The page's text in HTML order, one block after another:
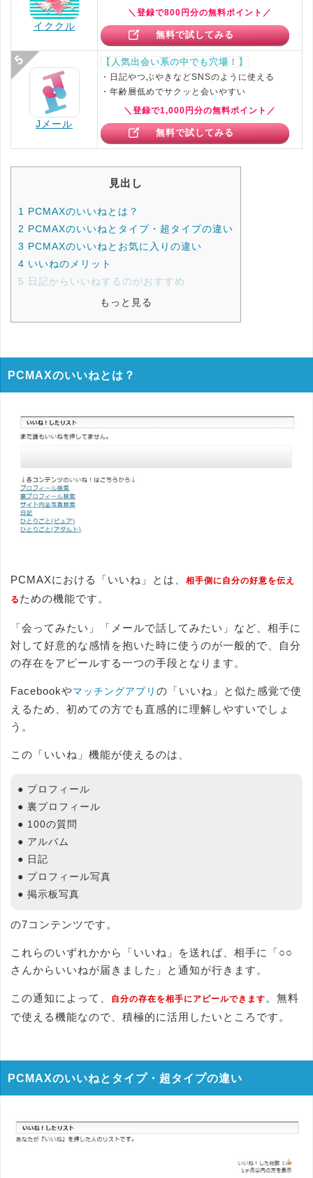
イククル
＼登録で800円分の無料ポイント／
無料で試してみる
Jメール
【人気出会い系の中でも穴場！】
・日記やつぶやきなどSNSのように使える
・年齢層低めでサクッと会いやすい
＼登録で1,000円分の無料ポイント／
無料で試してみる
見出し
1
PCMAXのいいねとは？
2 PCMAXのいいねとタイプ・超タイプの違い
3 PCMAXのいいねとお気に入りの違い
4 いいねのメリット
5
日記からいいねするのがおすすめ
もっと見る
PCMAXのいいねとは？
PCMAXにおける「いいね」とは、
相手側に自分の好意を伝え
る ための機能です。
「会ってみたい」「メールで話してみたい」など、相手に
対して好意的な感情を抱いた時に使うのが一般的で、自分
の存在をアピールする一つの手段となります。
Facebookやマッチングアプリ の「いいね」と似た感覚で使
えるため、初めての方でも直感的に理解しやすいでしょ
う。
この「いいね」機能が使えるのは、
● プロフィール
● 裏プロフィール
● 100の質問
● アルバム
● 日記
● プロフィール写真
● 掲示板写真
の7コンテンツです。
これらのいずれかから「いいね」を送れば、相手に「○○
さんからいいねが届きました」と通知が行きます。
この通知によって、 自分の存在を相手にアピールできます 。無料
で使える機能なので、積極的に活用したいところです。
PCMAXのいいねとタイプ・超タイプの違い